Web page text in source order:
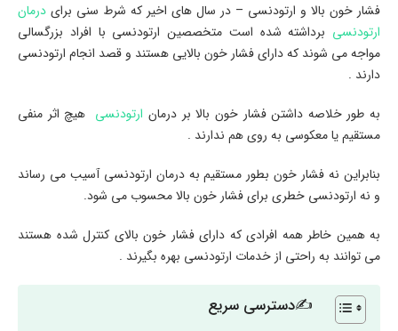
فشار خون بالا و ارتودنسی – در سال های اخیر که شرط سنی برای درمان
ارتودنسی برداشته شده است متخصصین ارتودنسی با افراد بزرگسالی
مواجه می شوند که دارای فشار خون بالایی هستند و قصد انجام ارتودنسی
دارند .
به طور خلاصه داشتن فشار خون بالا بر درمانارتودنسی هیچ اثر منفی
مستقیم یا معکوسی به روی هم ندارند .
بنابراین نه فشار خون بطور مستقیم به درمان ارتودنسی آسیب می رساند
و نه ارتودنسی خطری برای فشار خون بالا محسوب می شود.
به همین خاطر همه افرادی که دارای فشار خون بالای کنترل شده هستند
می توانند به راحتی از خدمات ارتودنسی بهره بگیرند .
✍دسترسی سریع